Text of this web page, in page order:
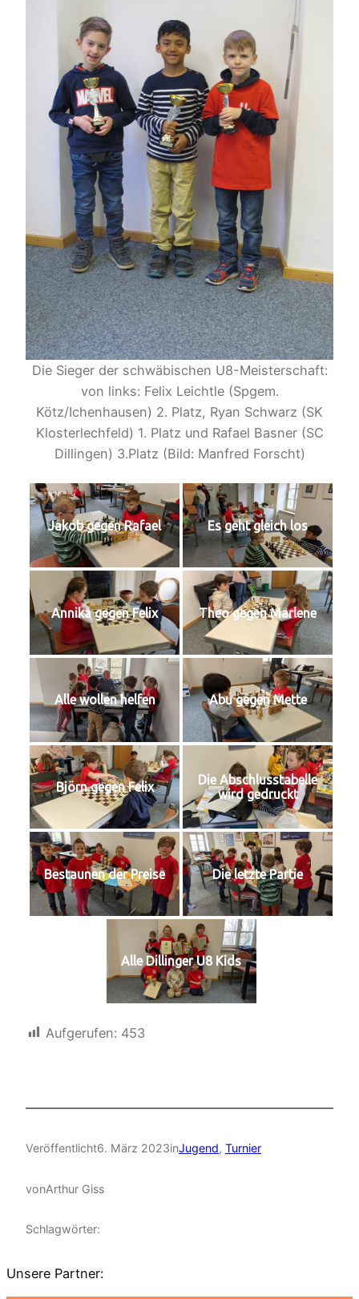
Die Sieger der schwäbischen U8-Meisterschaft:
von links: Felix Leichtle (Spgem.
Kötz/Ichenhausen) 2. Platz, Ryan Schwarz (SK
Klosterlechfeld) 1. Platz und Rafael Basner (SC
Dillingen) 3.Platz (Bild: Manfred Forscht)
Jakob gegen Rafael Es geht gleich los
Annika gegen Felix Theo gegen Marlene
Alle wollen helfen Abu gegen Mette
Björn gegen Felix
Die Abschlusstabelle
wird gedruckt
Bestaunen der Preise Die letzte Partie
Alle Dillinger U8 Kids
Aufgerufen: 453
Veröffentlicht6. März 2023inJugend, Turnier
vonArthur Giss
Schlagwörter:
Unsere Partner: